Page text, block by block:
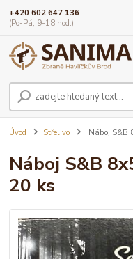
+420 602 647 136
(Po-Pá, 9-18 hod.)
Úvod Střelivo Náboj S&B
Náboj S&B
20 ks